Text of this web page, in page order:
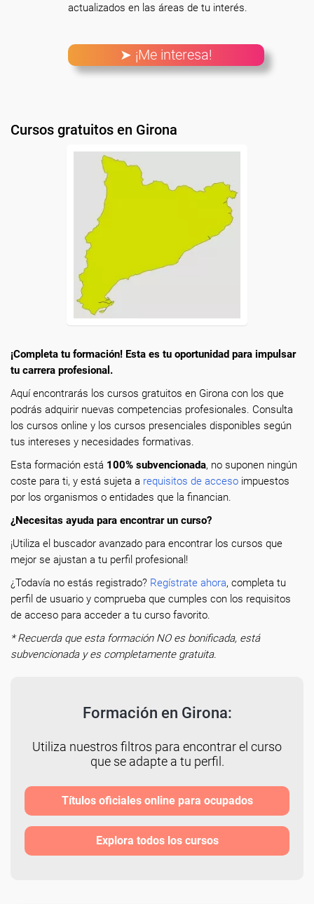
actualizados en las áreas de tu interés.
➤ ¡Me interesa!
Cursos gratuitos en Girona
¡Completa tu formación! Esta es tu oportunidad para impulsar
tu carrera profesional.
Aquí encontrarás los cursos gratuitos en Girona con los que
podrás adquirir nuevas competencias profesionales. Consulta
los cursos online y los cursos presenciales disponibles según
tus intereses y necesidades formativas.
Esta formación está 100% subvencionada, no suponen ningún
coste para ti, y está sujeta a requisitos de acceso impuestos
por los organismos o entidades que la financian.
¿Necesitas ayuda para encontrar un curso?
¡Utiliza el buscador avanzado para encontrar los cursos que
mejor se ajustan a tu perfil profesional!
¿Todavía no estás registrado? Regístrate ahora, completa tu
perfil de usuario y comprueba que cumples con los requisitos
de acceso para acceder a tu curso favorito.
* Recuerda que esta formación NO es bonificada, está
subvencionada y es completamente gratuita.
Formación en Girona:
Utiliza nuestros filtros para encontrar el curso
que se adapte a tu perfil.
Títulos oficiales online para ocupados
Explora todos los cursos